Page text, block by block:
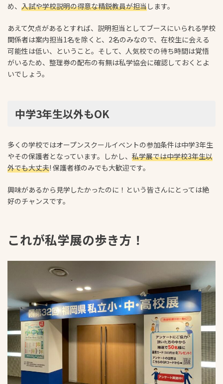
め、 入試や学校説明の得意な精鋭教員が担当します。
あえて欠点があるとすれば、説明担当としてブースにいられる学校
関係者は案内担当1名を除くと、2名のみなので、在校生に会える
可能性は低い、ということ。そして、人気校での待ち時間は覚悟
がいるため、整理券の配布の有無は私学協会に確認しておくとよ
いでしょう。
中学3年生以外もOK
多くの学校ではオープンスクールイベントの参加条件は中学3年生
やその保護者となっています。しかし、 私学展では中学校3年生以
外でも大丈夫! 保護者様のみでも大歓迎です。
興味があるから見学したかったのに！という皆さんにとっては絶
好のチャンスです。
これが私学展の歩き方！